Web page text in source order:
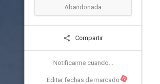
Abandonada
Compartir
Notificarme cuando...
Editar fechas de marcado N